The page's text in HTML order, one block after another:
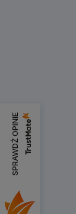
SPRAWDŹ OPINIE